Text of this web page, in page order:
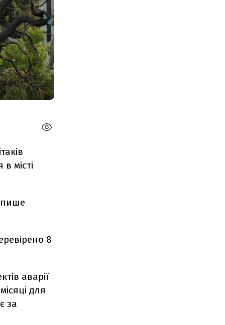
місті
пише
8
аварії
для
за